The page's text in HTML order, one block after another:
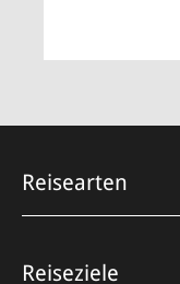
Reisearten
Reiseziele